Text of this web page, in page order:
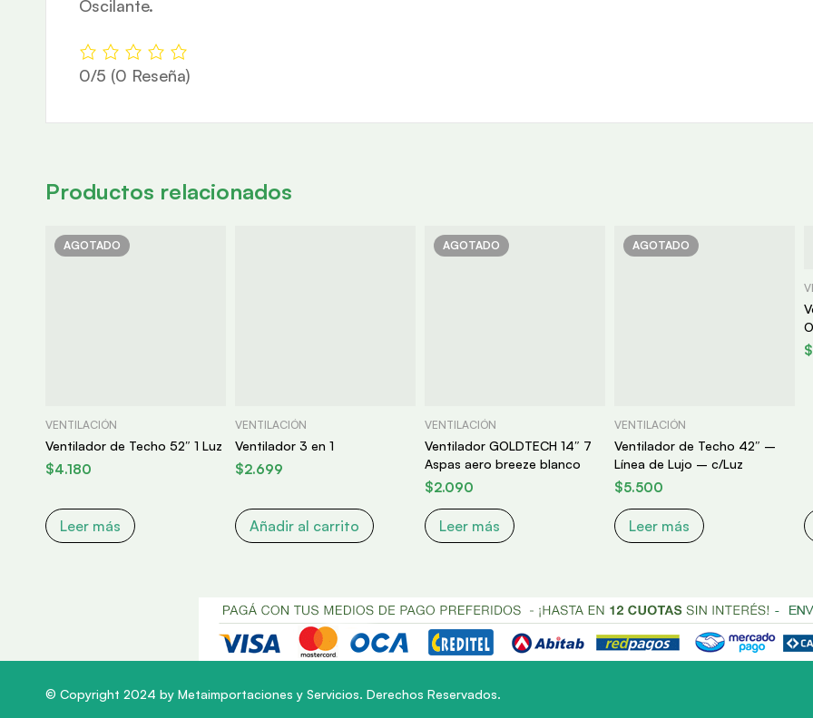
Oscilante.
0/5 (0 Reseña)
Productos relacionados
AGOTADO
VENTILACIÓN
Ventilador de Techo 52″ 1 Luz
$4.180
Leer más
VENTILACIÓN
Ventilador 3 en 1
$2.699
Añadir al carrito
AGOTADO
VENTILACIÓN
Ventilador GOLDTECH 14″ 7
Aspas aero breeze blanco
$2.090
Leer más
AGOTADO
VENTILACIÓN
Ventilador de Techo 42″ –
Línea de Lujo – c/Luz
$5.500
Leer más
$
© Copyright 2024 by Metaimportaciones y Servicios. Derechos Reservados.